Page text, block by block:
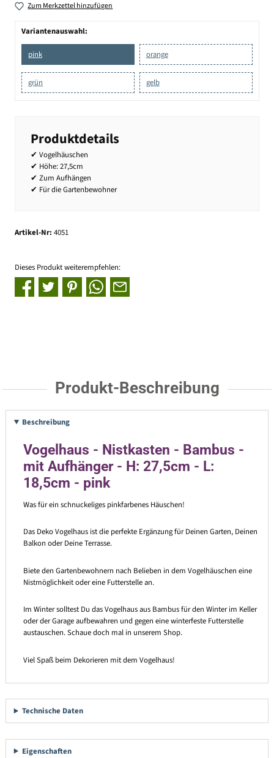
Zum Merkzettel hinzufügen
Variantenauswahl:
pink orange
grün gelb
Produktdetails
✔ Vogelhäuschen
✔ Höhe: 27,5cm
✔ Zum Aufhängen
✔ Für die Gartenbewohner
Artikel-Nr: 4051
Dieses Produkt weiterempfehlen:
Produkt-Beschreibung
Beschreibung
Vogelhaus - Nistkasten - Bambus -
mit Aufhänger - H: 27,5cm - L:
18,5cm - pink
Was für ein schnuckeliges pinkfarbenes Häuschen!
Das Deko Vogelhaus ist die perfekte Ergänzung für Deinen Garten, Deinen
Balkon oder Deine Terrasse.
Biete den Gartenbewohnern nach Belieben in dem Vogelhäuschen eine
Nistmöglichkeit oder eine Futterstelle an.
Im Winter solltest Du das Vogelhaus aus Bambus für den Winter im Keller
oder der Garage aufbewahren und gegen eine winterfeste Futterstelle
austauschen. Schaue doch mal in unserem Shop.
Viel Spaß beim Dekorieren mit dem Vogelhaus!
Technische Daten
Eigenschaften